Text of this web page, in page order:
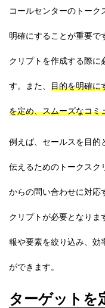
コールセンターのトー
明確にすることが重要で
クリプトを作成する際に
す。また、 目的を明確に
を定め、スムーズなコミ
例えば、セールスを目的
伝えるためのトークスク
からの問い合わせに対応
クリプトが必要となり
報や要素を絞り込み、効
ができます。
ターゲットを